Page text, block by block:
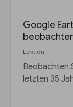
Google
Lektion
Beobachten
letzten 35